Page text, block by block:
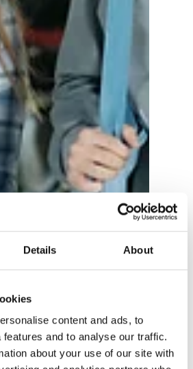
Details About
content and ads, to
and to analyse our traffic.
about your use of our site with